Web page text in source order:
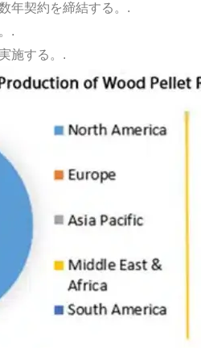
年契約を締結する。.
.
施する。.